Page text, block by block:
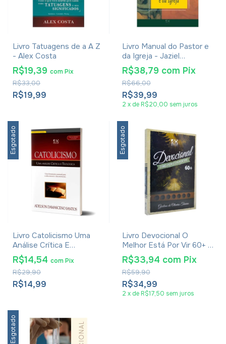
Livro Tatuagens de a A Z
- Alex Costa
R$19,99
R$33,00
R$19,39 comPix
Livro Manual do Pastor e
da Igreja - Jaziel
Guerreiro Martins
R$39,99
R$66,00
R$38,79 com Pix
2 x de R$20,00 sem juros
Esgotado
Livro Catolicismo Uma
Análise Crítica E
Teológica - Adelson
Damasceno Santos
R$14,99
R$29,90
R$14,54 comPix
Esgotado
Livro Devocional O
Melhor Está Por Vir 60+ -
Gicelma De Oliveira
Tavares
R$34,99
R$59,90
R$33,94 com Pix
2 x de R$17,50 sem juros
Esgotado